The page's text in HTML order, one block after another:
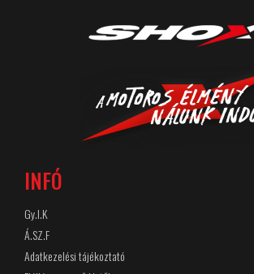
INFÓ
Gy.I.K
Á.SZ.F
Adatkezelési tájékoztató